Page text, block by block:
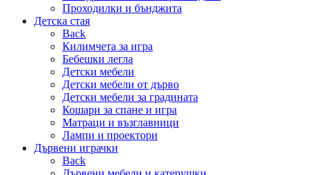
Проходилки и бънджита
Детска стая
Back
Килимчета за игра
Бебешки легла
Детски мебели
Детски мебели от дърво
Детски мебели за градината
Кошари за спане и игра
Матраци и възглавници
Лампи и проектори
Дървени играчки
Back